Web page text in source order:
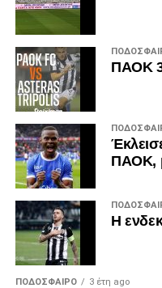
ΠΑΟΚ
ΠΑΟΚ,
Η
ΠΟΔΌΣΦΑΙΡΟ 3 έτη ago